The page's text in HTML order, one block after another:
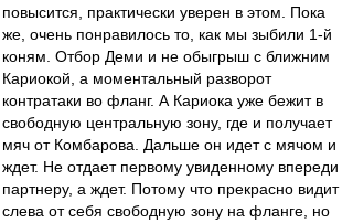
повысится, практически уверен в этом. Пока
же, очень понравилось то, как мы зыбили 1-й
коням. Отбор Деми и не обыгрыш с ближним
Кариокой, а моментальный разворот
контратаки во фланг. А Кариока уже бежит в
свободную центральную зону, где и получает
мяч от Комбарова. Дальше он идет с мячом и
ждет. Не отдает первому увиденному впереди
партнеру, а ждет. Потому что прекрасно видит
слева от себя свободную зону на фланге, но